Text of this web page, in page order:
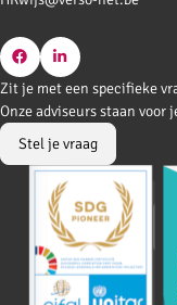
Go
to
Facebook
Go
to
LinkedIn
Zit je met een specifieke
Onze adviseurs staan voor
Stel je vraag